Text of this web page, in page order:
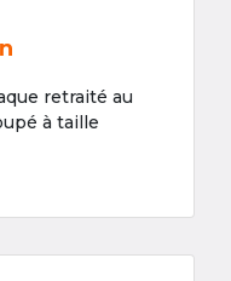
retraité au
à taille